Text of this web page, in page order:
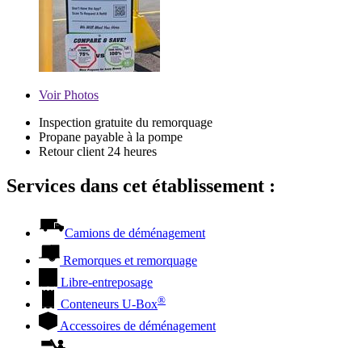
VoirPhotos
Inspection gratuite du remorquage
Propane payable à la pompe
Retour client 24 heures
Services dans cet établissement :
Camions de déménagement
Remorques et remorquage
Libre-entreposage
Conteneurs U-Box®
Accessoires de déménagement